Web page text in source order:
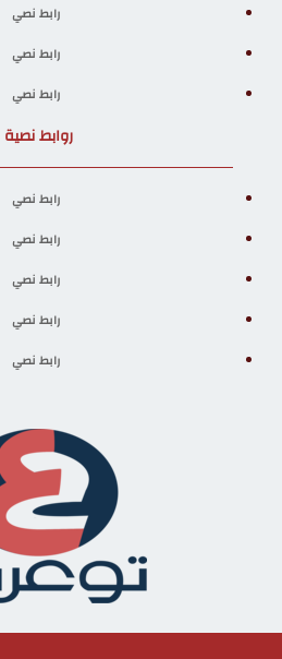
رابط نصي
رابط نصي
رابط نصي
روابط نصية
رابط نصي
رابط نصي
رابط نصي
رابط نصي
رابط نصي